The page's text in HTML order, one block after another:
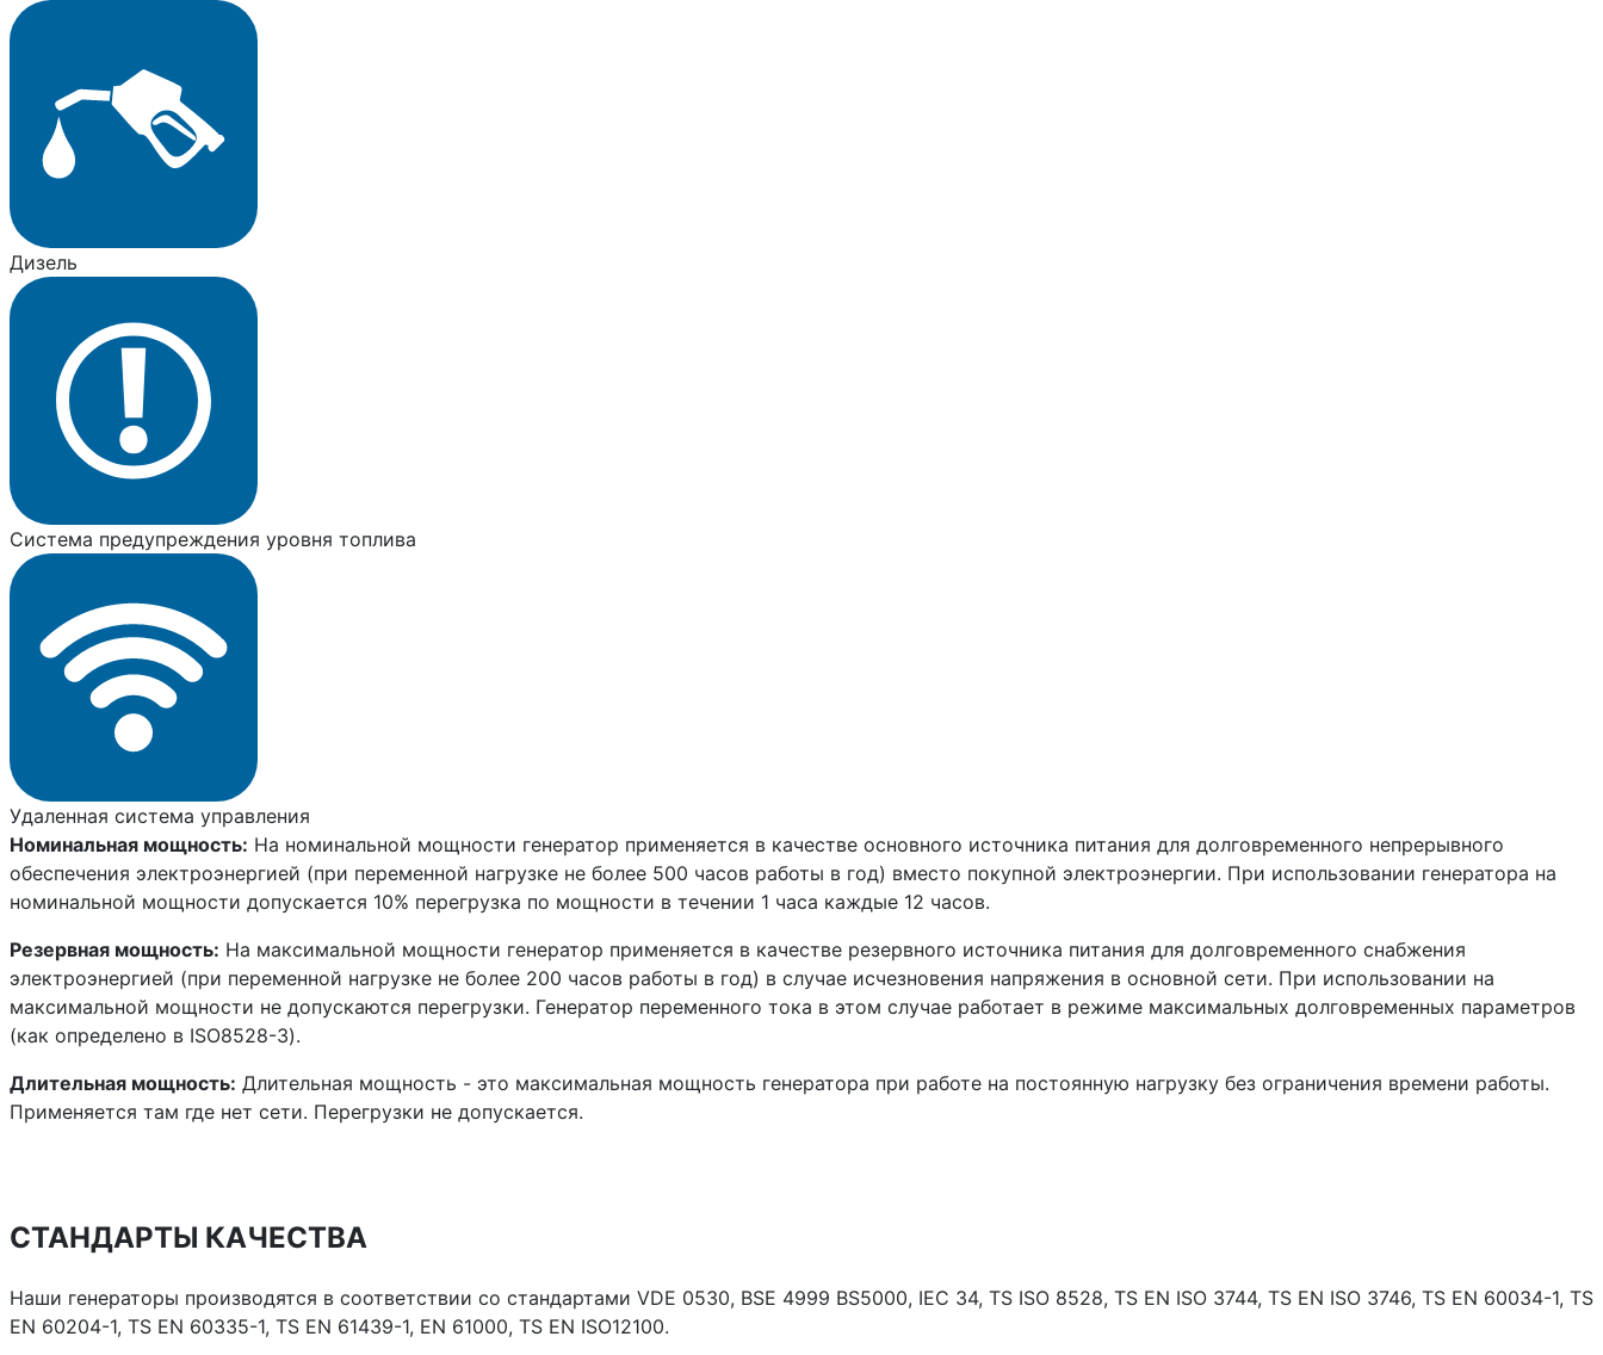
Дизель
Система предупреждения уровня топлива
Удаленная система управления
Номинальная мощность: На номинальной мощности генератор применяется в качестве основного источника питания для долговременного непрерывного
обеспечения электроэнергией (при переменной нагрузке не более 500 часов работы в год) вместо покупной электроэнергии. При использовании генератора на
номинальной мощности допускается 10% перегрузка по мощности в течении 1 часа каждые 12 часов.
Резервная мощность: На максимальной мощности генератор применяется в качестве резервного источника питания для долговременного снабжения
электроэнергией (при переменной нагрузке не более 200 часов работы в год) в случае исчезновения напряжения в основной сети. При использовании на
максимальной мощности не допускаются перегрузки. Генератор переменного тока в этом случае работает в режиме максимальных долговременных параметров
(как определено в ISO8528-3).
Длительная мощность: Длительная мощность - это максимальная мощность генератора при работе на постоянную нагрузку без ограничения времени работы.
Применяется там где нет сети. Перегрузки не допускается.
СТАНДАРТЫ КАЧЕСТВА
Наши генераторы производятся в соответствии со стандартами VDE 0530, BSE 4999 BS5000, IEC 34, TS ISO 8528, TS EN ISO 3744, TS EN ISO 3746, TS EN 60034-1, TS
EN 60204-1, TS EN 60335-1, TS EN 61439-1, EN 61000, TS EN ISO12100.